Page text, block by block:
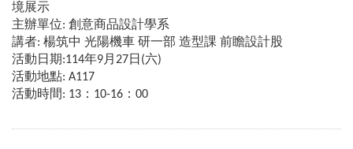
境展示
主辦單位: 創意商品設計學系
講者: 楊筑中 光陽機車 研一部 造型課 前瞻設計股
活動日期:114年9月27日(六)
活動地點: A117
活動時間: 13：10-16：00